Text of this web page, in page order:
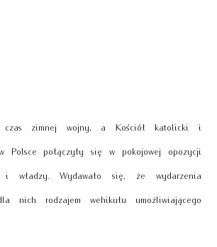
zimnej wojny, a Kościół katolicki i
Polsce połączyły się w pokojowej opozycji
i władzy. Wydawało się, że wydarzenia
nich rodzajem wehikułu umożliwiającego